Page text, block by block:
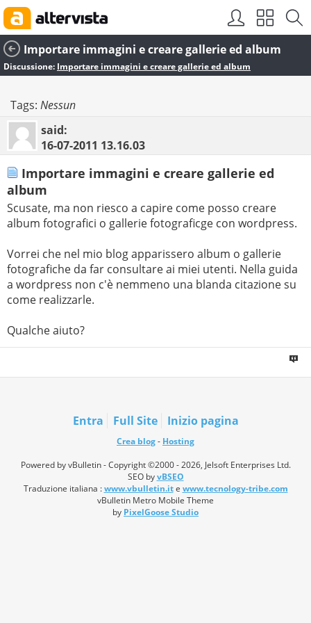
Importare immagini e creare gallerie ed album
Discussione: Importare immagini e creare gallerie ed album
Tags: Nessun
said:
16-07-2011 13.16.03
Importare immagini e creare gallerie ed
album
Scusate, ma non riesco a capire come posso creare
album fotografici o gallerie fotograficge con wordpress.
Vorrei che nel mio blog apparissero album o gallerie
fotografiche da far consultare ai miei utenti. Nella guida
a wordpress non c'è nemmeno una blanda citazione su
come realizzarle.
Qualche aiuto?
Entra Full Site Inizio pagina
Crea blog- Hosting
Powered by vBulletin - Copyright ©2000 - 2026, Jelsoft Enterprises Ltd.
SEO byvBSEO
Traduzione italiana :www.vbulletin.ite www.tecnology-tribe.com
vBulletin Metro Mobile Theme
by PixelGoose Studio